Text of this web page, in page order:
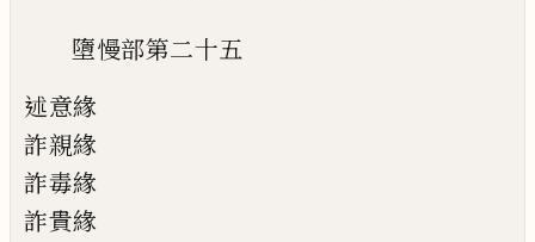
墮慢部第二十五
述意緣
詐親緣
詐毒緣
詐貴緣